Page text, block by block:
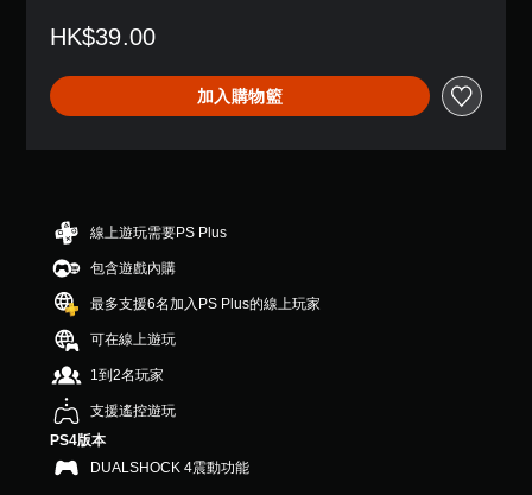
HK$39.00
加入購物籃
線上遊玩需要PS Plus
包含遊戲內購
最多支援6名加入PS Plus的線上玩家
可在線上遊玩
1到2名玩家
支援遙控遊玩
PS4版本
DUALSHOCK 4震動功能